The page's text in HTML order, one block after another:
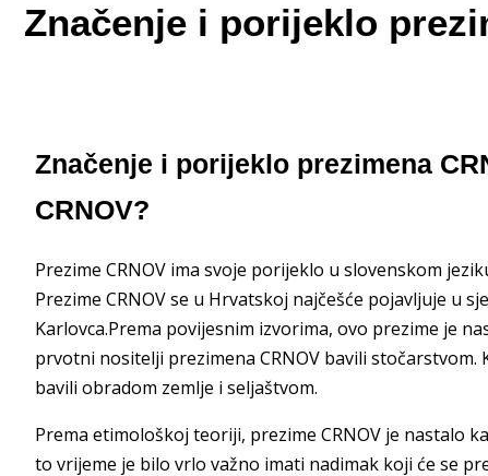
Značenje i porijeklo
Značenje i porijeklo prezimena
CRNOV?
Prezime CRNOV ima svoje porijeklo u slovenskom
Prezime CRNOV se u Hrvatskoj najčešće pojavljuje u
Karlovca.Prema povijesnim izvorima, ovo prezime je
prvotni nositelji prezimena CRNOV bavili stočarstvom.
bavili obradom zemlje i seljaštvom.
Prema etimološkoj teoriji, prezime CRNOV je nastalo
to vrijeme je bilo vrlo važno imati nadimak koji će se